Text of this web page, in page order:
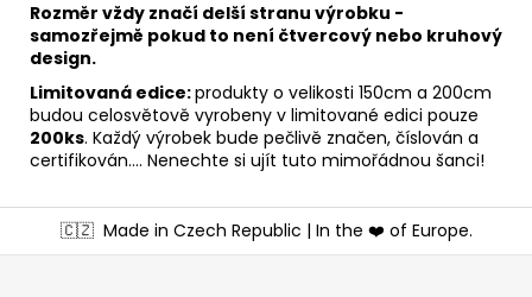
Rozměr vždy značí delší stranu výrobku -
samozřejmě pokud to není čtvercový nebo kruhový
design.
Limitovaná edice:produkty o velikosti 150cm a 200cm
budou celosvětově vyrobeny v limitované edici pouze
200ks. Každý výrobek bude pečlivě značen, číslován a
certifikován.... Nenechte si ujít tuto mimořádnou šanci!
á
🇨🇿 Made in Czech Republic | In the ❤️ of Europe.